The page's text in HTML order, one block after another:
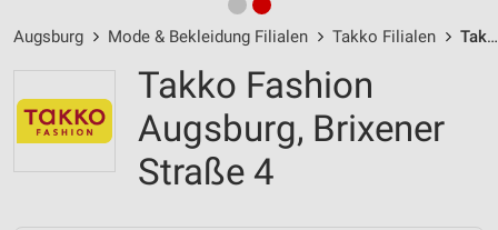
Augsburg Mode & Bekleidung Filialen Takko Filialen Takko Fashion Augsburg / Brixener Straße 4 - Öffnungszeiten & Adresse
Takko Fashion
Augsburg, Brixener
Straße 4